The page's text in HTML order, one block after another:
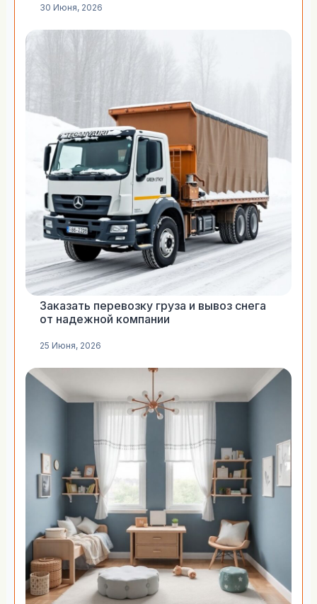
30 Июня, 2026
Заказать перевозку груза и вывоз снега
от надежной компании
25 Июня, 2026